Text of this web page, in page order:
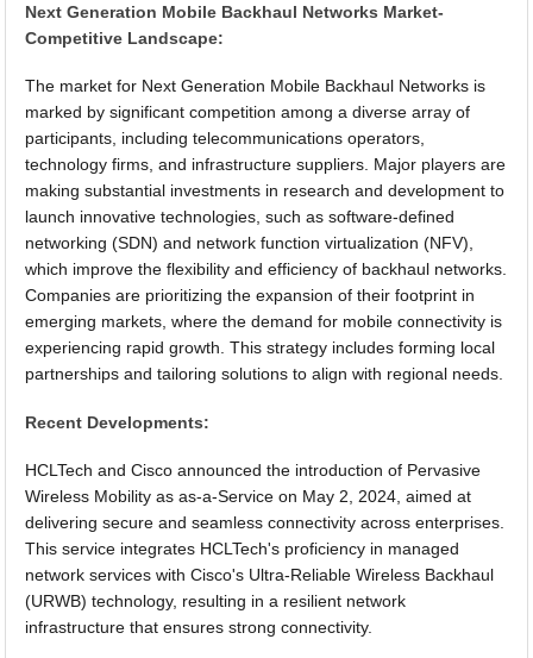
Next Generation Mobile Backhaul Networks Market-
Competitive Landscape:
The market for Next Generation Mobile Backhaul Networks is
marked by significant competition among a diverse array of
participants, including telecommunications operators,
technology firms, and infrastructure suppliers. Major players are
making substantial investments in research and development to
launch innovative technologies, such as software-defined
networking (SDN) and network function virtualization (NFV),
which improve the flexibility and efficiency of backhaul networks.
Companies are prioritizing the expansion of their footprint in
emerging markets, where the demand for mobile connectivity is
experiencing rapid growth. This strategy includes forming local
partnerships and tailoring solutions to align with regional needs.
Recent Developments:
HCLTech and Cisco announced the introduction of Pervasive
Wireless Mobility as as-a-Service on May 2, 2024, aimed at
delivering secure and seamless connectivity across enterprises.
This service integrates HCLTech's proficiency in managed
network services with Cisco's Ultra-Reliable Wireless Backhaul
(URWB) technology, resulting in a resilient network
infrastructure that ensures strong connectivity.